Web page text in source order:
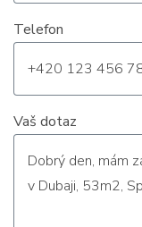
Telefon
Vaš dotaz